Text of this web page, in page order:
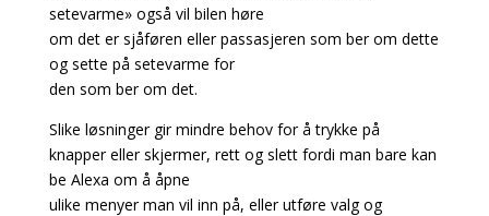
setevarme» også vil bilen høre
om det er sjåføren eller passasjeren som ber om dette
og sette på setevarme for
den som ber om det.
Slike løsninger gir mindre behov for å trykke på
knapper eller skjermer, rett og slett fordi man bare kan
be Alexa om å åpne
ulike menyer man vil inn på, eller utføre valg og